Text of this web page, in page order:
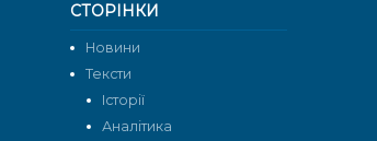
СТОРІНКИ
Новини
Тексти
Історії
Аналітика